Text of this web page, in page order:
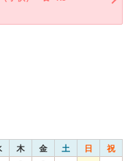
木 金 土 日 祝